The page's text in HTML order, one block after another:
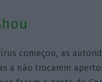
começou, as
a não trocarem